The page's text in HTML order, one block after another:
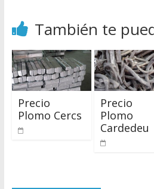
También te
Precio
Plomo Cercs
Precio
Plomo
Cardedeu